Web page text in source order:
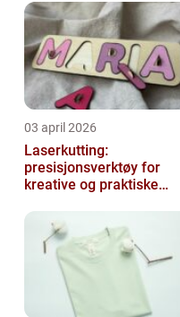
03 april 2026
Laserkutting:
presisjonsverktøy for
kreative og praktiske